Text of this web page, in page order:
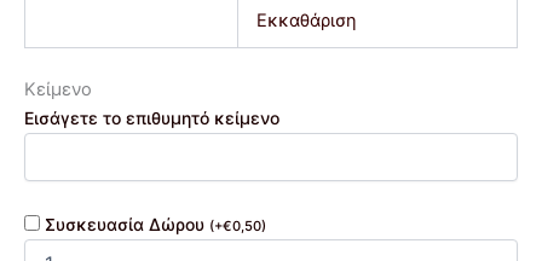
Εκκαθάριση
Κείμενο
Εισάγετε το επιθυμητό κείμενο
Συσκευασία Δώρου (+€0,50)